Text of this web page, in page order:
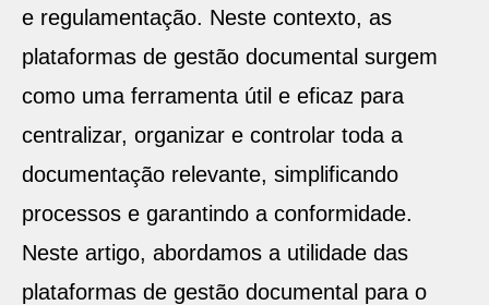
e regulamentação. Neste contexto, as
plataformas de gestão documental surgem
como uma ferramenta útil e eficaz para
centralizar, organizar e controlar toda a
documentação relevante, simplificando
processos e garantindo a conformidade.
Neste artigo, abordamos a utilidade das
plataformas de gestão documental para o